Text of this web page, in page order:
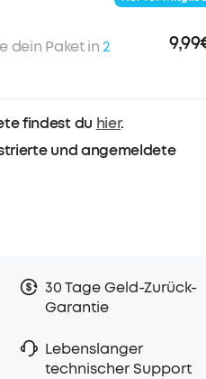
dein Paket in2
findest du hier.
und angemeldete
30 Tage Geld-Zurück-
Garantie
Lebenslanger
technischer Support